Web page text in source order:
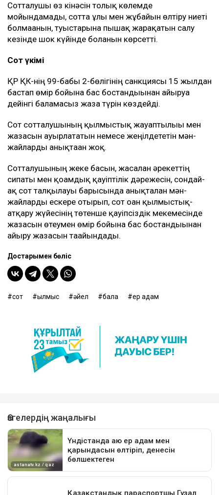
Сотталушы өз кінәсін толық көлемде
мойындамады, сотта ұлы мен жұбайын өлтіру ниеті
болмағанын, туыстарына пышақ жарақатын салу
кезінде шок күйінде болғанын көрсетті.
Сот үкімі
ҚР ҚК-нің 99-бабы 2-бөлігінің санкциясы 15 жылдан
бастап өмір бойына бас бостандығынан айыруға
дейінгі баламасыз жаза түрін көздейді.
Сот сотталушының қылмыстық жауаптылығы мен
жазасын ауырлататын немесе жеңілдететін мән-
жайларды анықтаған жоқ.
Сотталушының жеке басын, жасалған әрекеттің
сипаты мен қоғамдық қауіптілік дәрежесін, сондай-
ақ сот талқылауы барысында анықталған мән-
жайларды ескере отырып, сот оған қылмыстық-
атқару жүйесінің төтенше қауіпсіздік мекемесінде
жазасын өтеумен өмір бойына бас бостандығынан
айыру жазасын тағайындады.
Достарыңмен бөліс
сот қылмыс әйел бала ер адам